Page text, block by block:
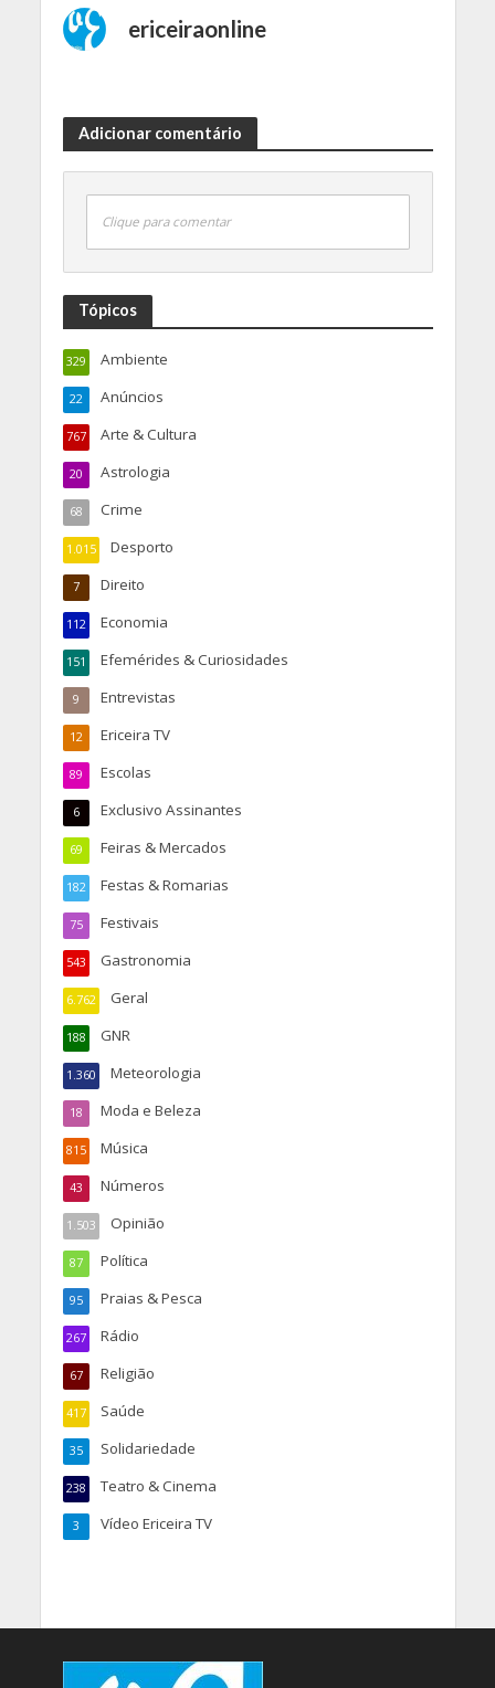
ericeiraonline
Adicionar comentário
Clique para comentar
Tópicos
Ambiente
329
Anúncios
22
Arte & Cultura
767
Astrologia
20
Crime
68
Desporto
1.015
Direito
7
Economia
112
Efemérides & Curiosidades
151
Entrevistas
9
Ericeira TV
12
Escolas
89
Exclusivo Assinantes
6
Feiras & Mercados
69
Festas & Romarias
182
Festivais
75
Gastronomia
543
Geral
6.762
GNR
188
Meteorologia
1.360
Moda e Beleza
18
Música
815
Números
43
Opinião
1.503
Política
87
Praias & Pesca
95
Rádio
267
Religião
67
Saúde
417
Solidariedade
35
Teatro & Cinema
238
Vídeo Ericeira TV
3